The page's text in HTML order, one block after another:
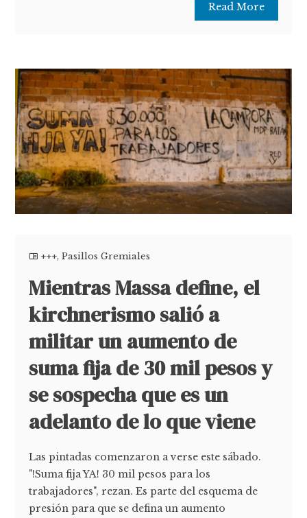
Read More
+++,Pasillos Gremiales
Mientras Massa define, el
kirchnerismo salió a
militar un aumento de
suma fija de 30 mil pesos y
se sospecha que es un
adelanto de lo que viene
Las pintadas comenzaron a verse este sábado.
"!Suma fija YA! 30 mil pesos para los
trabajadores", rezan. Es parte del esquema de
presión para que se defina un aumento